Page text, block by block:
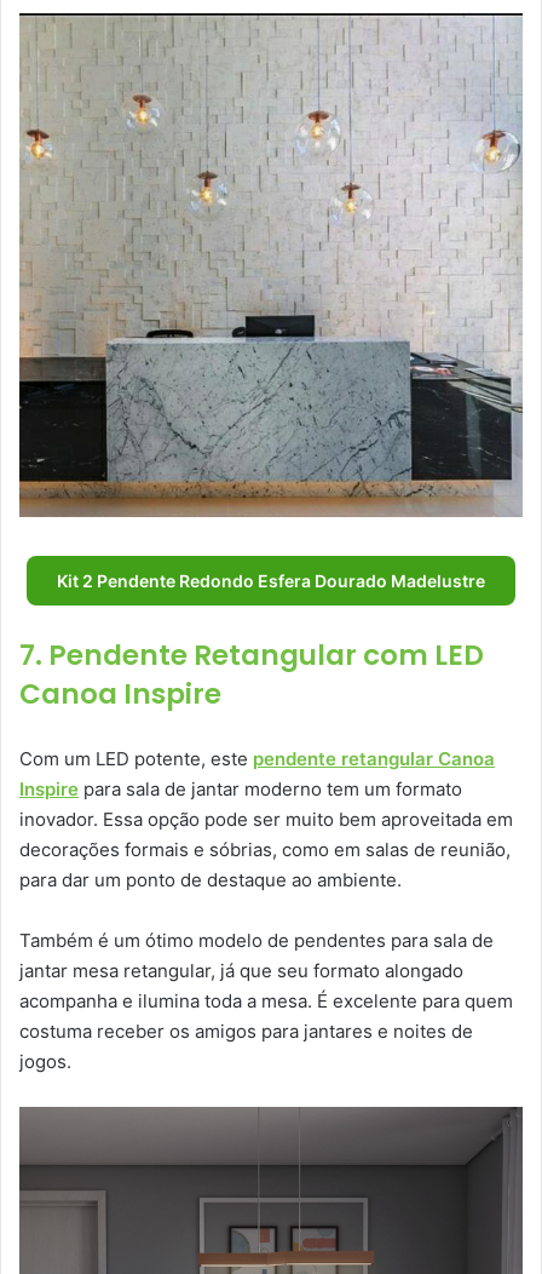
Kit 2 Pendente Redondo Esfera Dourado Madelustre
7. Pendente Retangular com LED
Canoa Inspire
Com um LED potente, este pendente retangular Canoa
Inspire para sala de jantar moderno tem um formato
inovador. Essa opção pode ser muito bem aproveitada em
decorações formais e sóbrias, como em salas de reunião,
para dar um ponto de destaque ao ambiente.
Também é um ótimo modelo de pendentes para sala de
jantar mesa retangular, já que seu formato alongado
acompanha e ilumina toda a mesa. É excelente para quem
costuma receber os amigos para jantares e noites de
jogos.